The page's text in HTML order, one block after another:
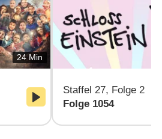
24 Min
Staffel 27, Folge 2
Folge 1054